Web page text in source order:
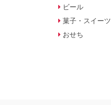
ビール
菓子・スイーツ
おせち